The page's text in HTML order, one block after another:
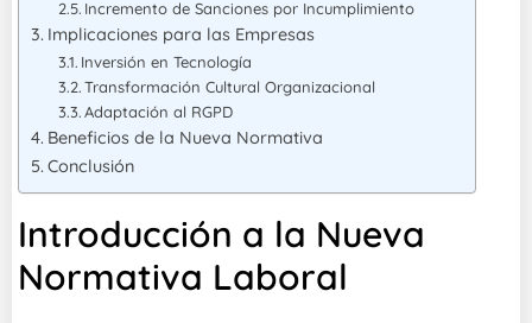
Incremento de Sanciones por Incumplimiento
Implicaciones para las Empresas
Inversión en Tecnología
Transformación Cultural Organizacional
Adaptación al RGPD
Beneficios de la Nueva Normativa
Conclusión
Introducción a la Nueva
Normativa Laboral